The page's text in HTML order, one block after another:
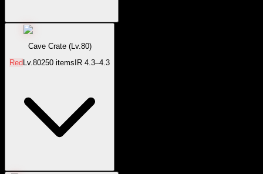
Cave Crate (Lv.80)
Red Lv.80250 items IR 4.3–4.3